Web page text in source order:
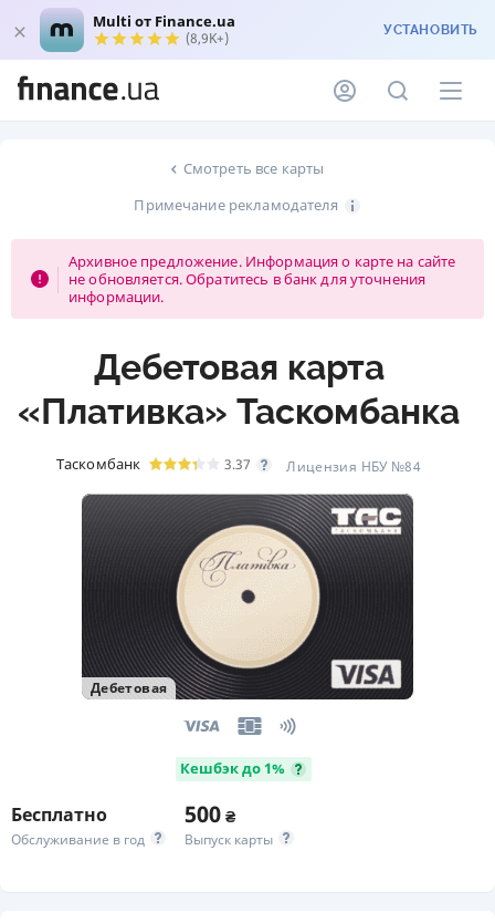
Multi от Finance.ua
(8,9K+) УСТАНОВИТЬ
Смотреть все карты
Примечание рекламодателя
Архивное предложение. Информация о карте на сайте
не обновляется. Обратитесь в банк для уточнения
информации.
Дебетовая карта
«Плативка» Таскомбанка
Таскомбанк 3.37 Лицензия НБУ №84
Дебетовая
Кешбэк до 1%
Бесплатно
Обслуживание в год
500 ₴
Выпуск карты